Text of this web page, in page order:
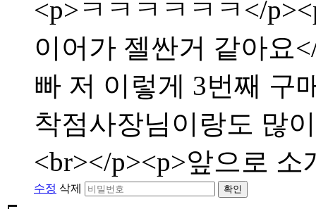
<p>ㅋㅋㅋㅋㅋㅋ</
이어가 젤싼거 같아요
빠 저 이렇게 3번째 구
착점사장님이랑도 많
<br></p><p>앞으로
수정 삭제 확인